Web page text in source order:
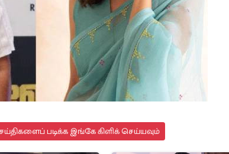
படிக்க இங்கே கிளிக் செய்யவும்